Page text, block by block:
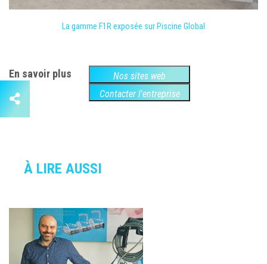
La gamme F1R exposée sur Piscine Global
En savoir plus
Nos sites web
Contacter l'entreprise
À LIRE AUSSI